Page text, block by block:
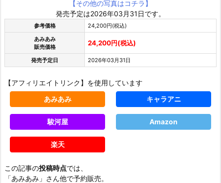
【その他の写真はコチラ】
発売予定は2026年03月31日です。
参考価格
24,200円(税込)
あみあみ
販売価格
24,200円(税込)
発売予定日 2026年03月31日
【アフィリエイトリンク】を使用しています
あみあみ
キャラアニ
駿河屋 Amazon
楽天
この記事の投稿時点では、
「あみあみ」さん他で予約販売。